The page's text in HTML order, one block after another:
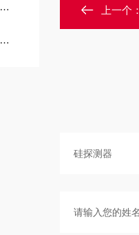
上一个：